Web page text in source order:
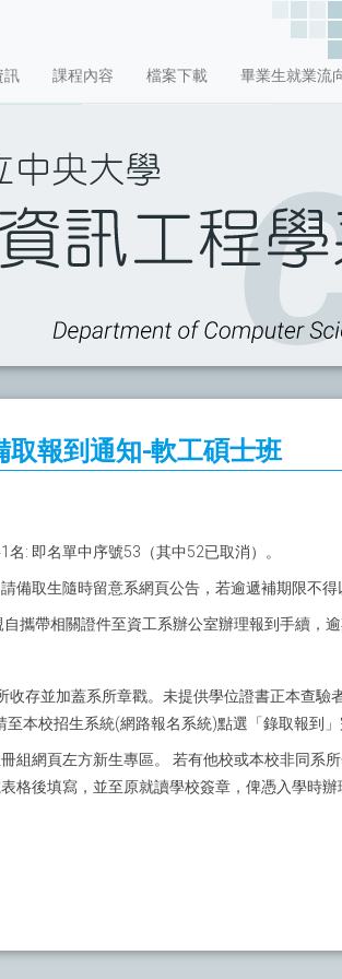
訊 課程內容 檔案下載 畢業生就業流
報到通知-軟工碩士班
: 即名單中序號53（其中52已取消）。
備取生隨時留意系網頁公告，若逾遞補期限不
攜帶相關證件至資工系辦公室辦理報到手續，
存並加蓋系所章戳。未提供學位證書正本查
本校招生系統(網路報名系統)點選「錄取報到
組網頁左方新生專區。 若有他校或本校非同系
格後填寫，並至原就讀學校簽章，俾憑入學時